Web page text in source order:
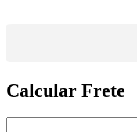
Calcular Frete